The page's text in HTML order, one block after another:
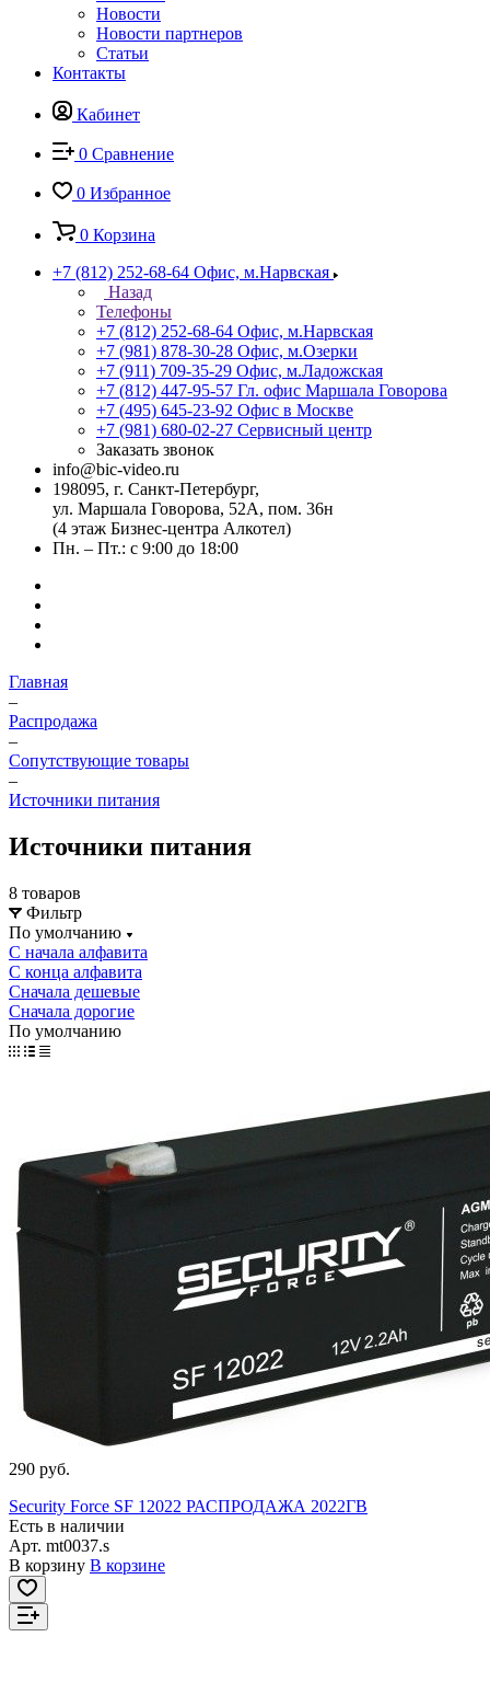
Новости
Новости партнеров
Статьи
Контакты
Кабинет
0 Сравнение
0 Избранное
0 Корзина
+7 (812) 252-68-64 Офис, м.Нарвская
Назад
Телефоны
+7 (812) 252-68-64 Офис, м.Нарвская
+7 (981) 878-30-28 Офис, м.Озерки
+7 (911) 709-35-29 Офис, м.Ладожская
+7 (812) 447-95-57 Гл. офис Маршала Говорова
+7 (495) 645-23-92 Офис в Москве
+7 (981) 680-02-27 Сервисный центр
Заказать звонок
info@bic-video.ru
198095, г. Санкт-Петербург,
ул. Маршала Говорова, 52А, пом. 36н
(4 этаж Бизнес-центра Алкотел)
Пн. – Пт.: с 9:00 до 18:00
Главная
–
Распродажа
–
Сопутствующие товары
–
Источники питания
Источники питания
8 товаров
Фильтр
По умолчанию
С начала алфавита
С конца алфавита
Сначала дешевые
Сначала дорогие
По умолчанию
290 руб.
Security Force SF 12022 РАСПРОДАЖА 2022ГВ
Есть в наличии
Арт. mt0037.s
В корзину В корзине